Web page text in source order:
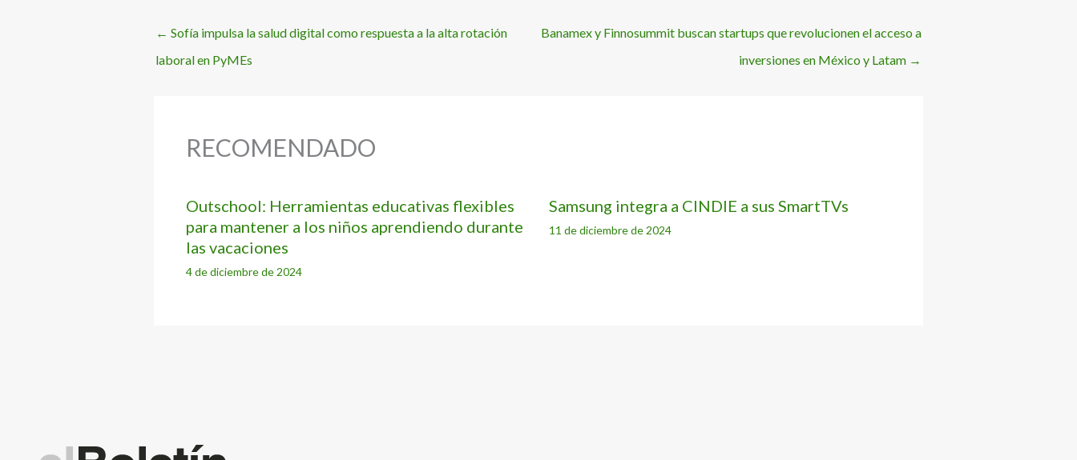
← Sofía impulsa la salud digital como respuesta a la alta rotación
laboral en PyMEs
Banamex y Finnosummit buscan startups que revolucionen el acceso a
inversiones en México y Latam →
RECOMENDADO
Outschool: Herramientas educativas flexibles
para mantener a los niños aprendiendo durante
las vacaciones
4 de diciembre de 2024
Samsung integra a CINDIE a sus SmartTVs
11 de diciembre de 2024